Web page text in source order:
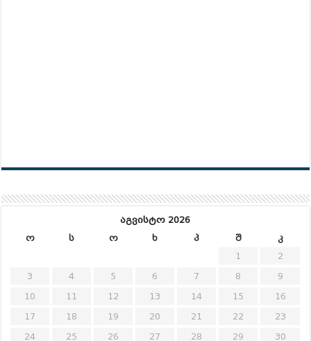
აგვისტო 2026
ო
ს ო ხ პ შ
კ
1
2
3
4 5 6 7 8
9
10
11 12 13 14 15
16
17
18 19 20 21 22
23
24
25 26 27 28 29 30